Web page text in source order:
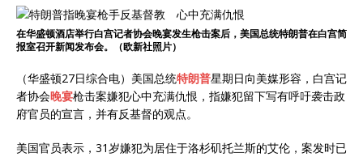
在华盛顿酒店举行白宫记者协会晚宴发生枪击案后，美国总统特朗普在白宫简
报室召开新闻发布会。（欧新社照片）
（华盛顿27日综合电）美国总统特朗普星期日向美媒形容，白宫记
者协会晚宴枪击案嫌犯心中充满仇恨，指嫌犯留下写有呼吁袭击政
府官员的宣言，并有反基督的观点。
美国官员表示，31岁嫌犯为居住于洛杉矶托兰斯的艾伦，案发时已